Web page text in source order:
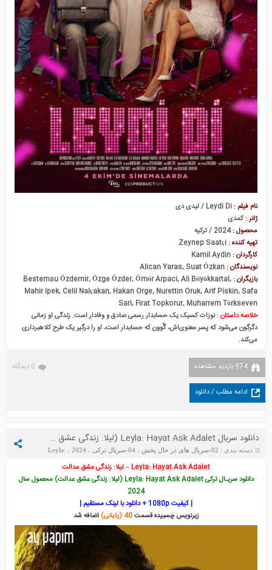
نام فیلم :Leydi Di / لیدی دی
ژانر :کمدی
محصول :2024 / ترکیه
تهیه کننده :Zeynep Saatçi
کارگردان :Kamil Aydin
نویسندگان :Alican Yaras, Suat Özkan
بازیگران :Bestemsu Özdemir, Özge Özder, Ömür Arpaci, Ali Büyükkartal,
Mahir Ipek, Celil Nalçakan, Hakan Orge, Nurettin Oruk, Arif Piskin, Safa
Sari, Firat Topkorur, Muharrem Türkseven
خلاصه داستان :نوزات کسیک یک حسابدار رسمی صادق و وفادار است. زندگی او زمانی
دگرگون می‌شود که پسر معنوی‌اش، گُوون که حسابدار است، او را درگیر یک طرح کلاهبرداری
می‌کند.
974 بازدید مشاهده 0 دیدگاه
ادامه مطلب / دانلود
دانلود سریال Leyla: Hayat Ask Adalet (لیلا: زندگی عشق عدالت)
دسته بندی : 02-سریال های در حال پخش ،04-سریال ترکی ،2024 ، Leyla:
تاریخ : چهارشنبه 17 سپتامبر 2025
Leyla: Hayat Ask Adalet – لیلا: زندگی عشق عدالت
دانلود سریـال ترکی Leyla: Hayat Ask Adalet (لیلا: زندگی عشق عدالت) محصول سال
2024
| کیفیت 1080p + دانلود با لینک مستقیم |
زیرنویس چسبیده قسمت40 (پایانی) اضافه شد